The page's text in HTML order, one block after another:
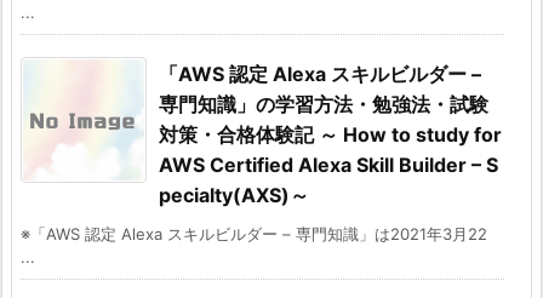
...
「AWS 認定 Alexa スキルビルダー –
専門知識」の学習方法・勉強法・試験
対策・合格体験記 ～ How to study for
AWS Certified Alexa Skill Builder – S
pecialty(AXS)～
※「AWS 認定 Alexa スキルビルダー – 専門知識」は2021年3月22
...